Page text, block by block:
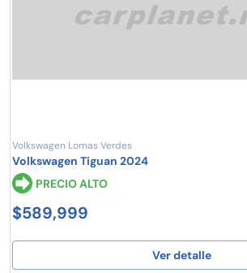
Volkswagen Lomas Verdes
Volkswagen Tiguan 2024
PRECIO ALTO
$589,999
Ver detalle